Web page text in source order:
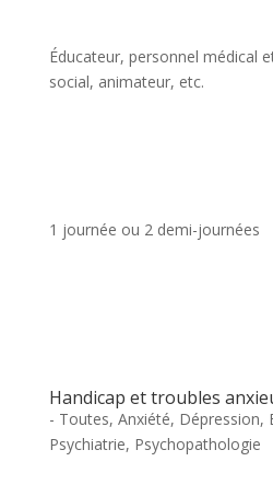
Éducateur, personnel médical
social, animateur, etc.
1 journée ou 2 demi-journées
Handicap et troubles
- Toutes, Anxiété, Dépression,
Psychiatrie, Psychopathologie